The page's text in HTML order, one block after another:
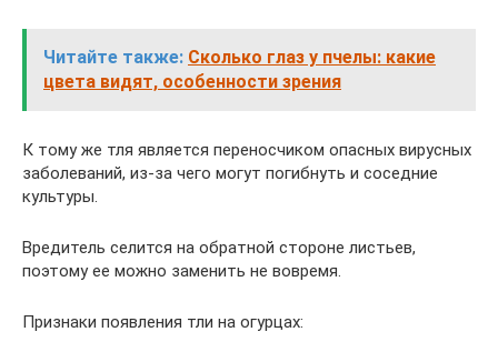
Читайте также: Сколько глаз у пчелы: какие
цвета видят, особенности зрения
К тому же тля является переносчиком опасных вирусных
заболеваний, из-за чего могут погибнуть и соседние
культуры.
Вредитель селится на обратной стороне листьев,
поэтому ее можно заменить не вовремя.
Признаки появления тли на огурцах: